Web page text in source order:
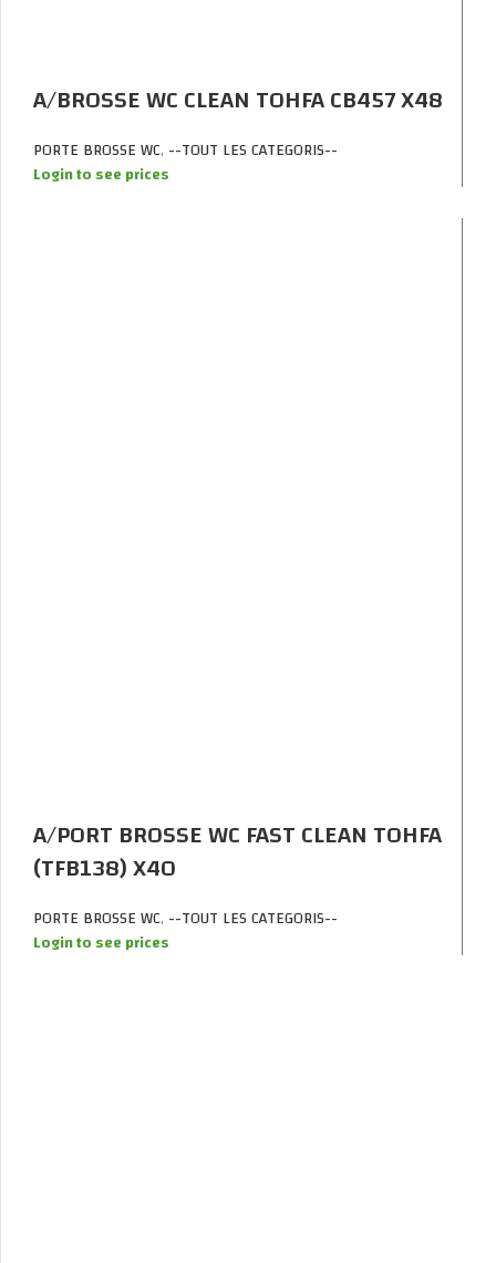
A/BROSSE WC CLEAN TOHFA CB457 X48
PORTE BROSSE WC, --TOUT LES CATEGORIS--
Login to see prices
A/PORT BROSSE WC FAST CLEAN TOHFA
(TFB138) X40
PORTE BROSSE WC, --TOUT LES CATEGORIS--
Login to see prices